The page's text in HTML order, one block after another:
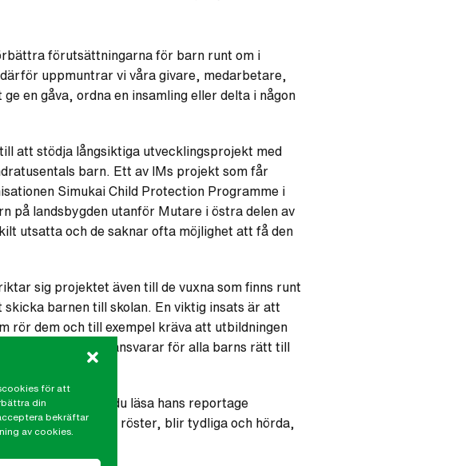
för att
din
bekräftar
av cookies.
förutsättningarna för barn runt om i
uppmuntrar vi våra givare, medarbetare,
en gåva, ordna en insamling eller delta i någon
att stödja långsiktiga utvecklingsprojekt med
barn. Ett av IMs projekt som får
Simukai Child Protection Programme i
på landsbygden utanför Mutare i östra delen av
utsatta och de saknar ofta möjlighet att få den
sig projektet även till de vuxna som finns runt
barnen till skolan. En viktig insats är att
rör dem och till exempel kräva att utbildningen
som ansvarar för alla barns rätt till
hemsida kan du läsa hans reportage
behov, deras röster, blir tydliga och hörda,